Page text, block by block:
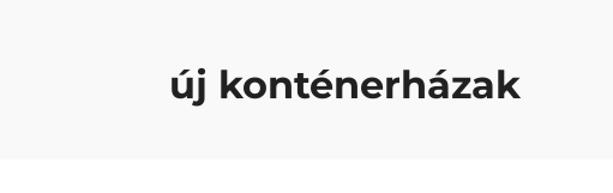
új konténerházak